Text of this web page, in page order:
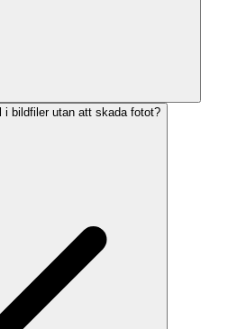
i bildfiler utan att skada fotot?